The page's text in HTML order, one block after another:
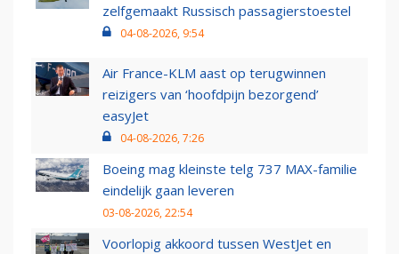
zelfgemaakt Russisch passagierstoestel
04-08-2026, 9:54
Air France-KLM aast op terugwinnen
reizigers van ‘hoofdpijn bezorgend’
easyJet
04-08-2026, 7:26
Boeing mag kleinste telg 737 MAX-familie
eindelijk gaan leveren
03-08-2026, 22:54
Voorlopig akkoord tussen WestJet en